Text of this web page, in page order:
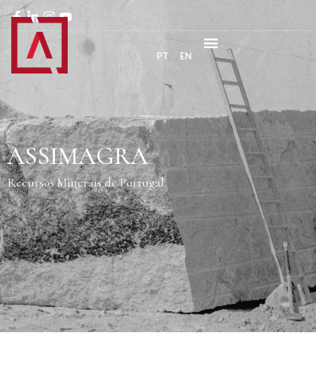
PT EN
ASSIMAGRA
Recursos Minerais de Portugal